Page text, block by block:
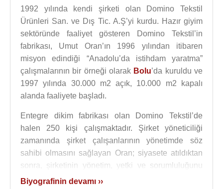
1992 yılında kendi şirketi olan Domino Tekstil
Ürünleri San. ve Dış Tic. A.Ş’yi kurdu. Hazır giyim
sektöründe faaliyet gösteren Domino Tekstil’in
fabrikası, Umut Oran’ın 1996 yılından itibaren
misyon edindiği “Anadolu’da istihdam yaratma”
çalışmalarının bir örneği olarak Bolu’da kuruldu ve
1997 yılında 30.000 m2 açık, 10.000 m2 kapalı
alanda faaliyete başladı.
Entegre dikim fabrikası olan Domino Tekstil’de
halen 250 kişi çalışmaktadır. Şirket yöneticiliği
zamanında şirket çalışanlarının yönetimde söz
sahibi olmasını sağlayan Oran; siyasete atıldıktan
sonra, şirketinin yönetim, yetki ve sorumluluğunu
çalışanlarına devretmiştir.
Biyografinin devamı ››